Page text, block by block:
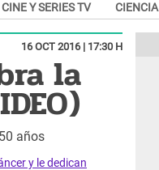
CINE Y SERIES TV CIENCIA
16 OCT 2016 | 17:30 H
la
años
y le dedican